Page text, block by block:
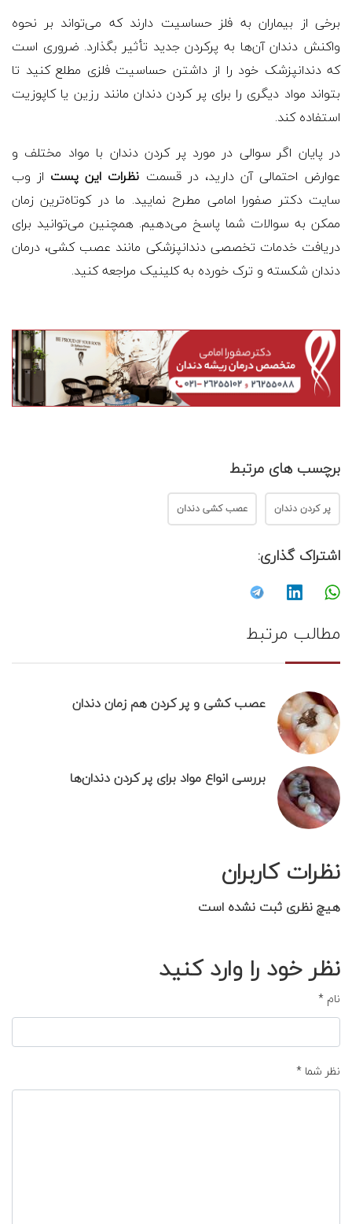
برخی از بیماران به فلز حساسیت دارند که می‌تواند بر نحوه
واکنش دندان آن‌ها به پرکردن جدید تأثیر بگذارد. ضروری است
که دندانپزشک خود را از داشتن حساسیت فلزی مطلع کنید تا
بتواند مواد دیگری را برای پر کردن دندان مانند رزین یا کاپوزیت
استفاده کند.
در پایان اگر سوالی در مورد پر کردن دندان با مواد مختلف و
عوارض احتمالی آن دارید، در قسمت نظرات این پست از وب
سایت دکتر صفورا امامی مطرح نمایید. ما در کوتاه‌ترین زمان
ممکن به سوالات شما پاسخ می‌دهیم. همچنین می‌توانید برای
دریافت خدمات تخصصی دندانپزشکی مانند عصب کشی، درمان
دندان شکسته و ترک خورده به کلینیک مراجعه کنید.
برچسب های مرتبط
پر کردن دندان عصب کشی دندان
اشتراک گذاری:
مطالب مرتبط
عصب کشی و پر کردن هم زمان دندان
بررسی انواع مواد برای پر کردن دندان‌ها
نظرات کاربران
هیچ نظری ثبت نشده است
نظر خود را وارد کنید
نام *
نظر شما *